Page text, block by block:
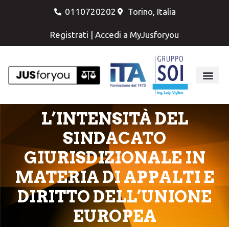
0110720202 Torino, Italia
Registrati | Accedi a MyJusforyou
L’INTENSITÀ DEL
SINDACATO
GIURISDIZIONALE IN
MATERIA DI APPALTI E
DIRITTO DELL’UNIONE
EUROPEA